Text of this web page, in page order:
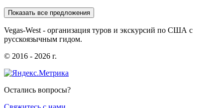
Показать все предложения
Vegas-West - организация туров и экскурсий по США с
русскоязычным гидом.
© 2016 - 2026 г.
Остались вопросы?